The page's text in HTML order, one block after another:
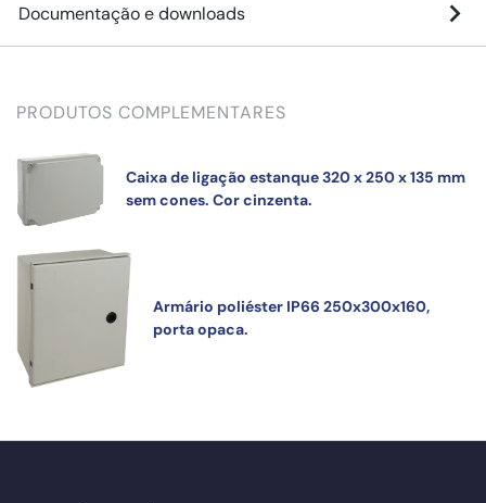
Documentação e downloads
PRODUTOS COMPLEMENTARES
Caixa de ligação estanque 320 x 250 x 135 mm
sem cones. Cor cinzenta.
Armário poliéster IP66 250x300x160,
porta opaca.